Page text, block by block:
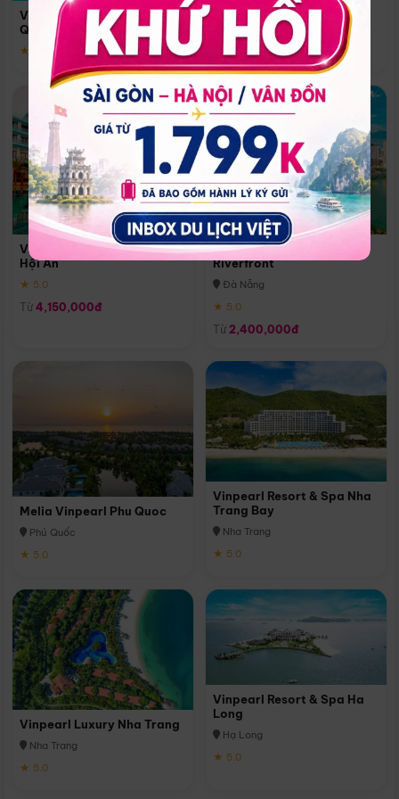
Vinpearl Resort & Spa Phu
Quoc
★ 5.0
Quoc
Phú Quốc
★ 5.0
Vinpearl Resort & Golf Nam
Hội An
★ 5.0
Từ 4,150,000đ
Melia Vinpearl Danang
Riverfront
Đà Nẵng
★ 5.0
Từ 2,400,000đ
Melia Vinpearl Phu Quoc
Phú Quốc
★ 5.0
Vinpearl Resort & Spa Nha
Trang Bay
Nha Trang
★ 5.0
Vinpearl Luxury Nha Trang
Nha Trang
★ 5.0
Vinpearl Resort & Spa Ha
Long
Hạ Long
★ 5.0